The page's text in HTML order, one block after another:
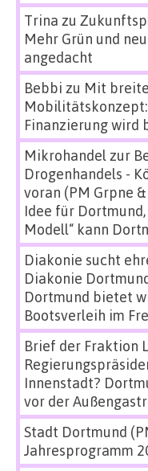
Trina zu
Mehr Grün und
angedacht
Bebbi zu Mit
Finanzierung wird
Mikrohandel zur
Drogenhandels -
voran (PM Grpne
Idee für
Modell“ kann
Diakonie sucht
Diakonie
Dortmund bietet
Bootsverleih im
Brief der Fraktion
Innenstadt?
vor der
Stadt Dortmund
Jahresprogramm